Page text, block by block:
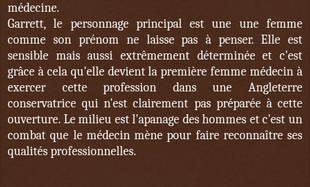
médecine.
Garrett, le personnage principal est une une femme
comme son prénom ne laisse pas à penser. Elle est
sensible mais aussi extrêmement déterminée et c'est
grâce à cela qu'elle devient la première femme médecin à
exercer cette profession dans une Angleterre
conservatrice qui n'est clairement pas préparée à cette
ouverture. Le milieu est l'apanage des hommes et c'est un
combat que le médecin mène pour faire reconnaître ses
qualités professionnelles.